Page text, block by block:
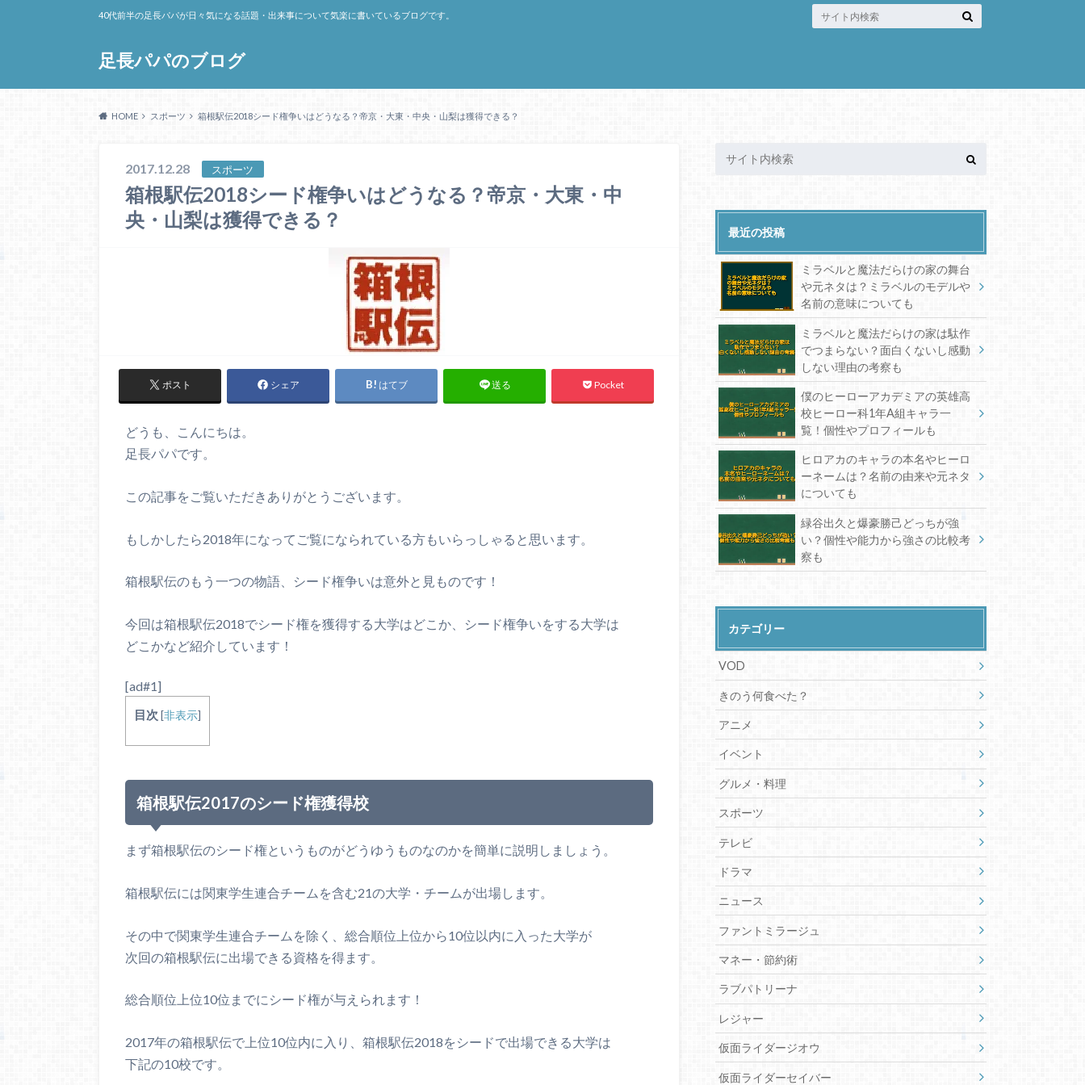
足長パパのブログ
40代前半の足長パパが日々気になる話題・出来事について気楽に書いているブログです。
HOME スポーツ 箱根駅伝2018シード権争いはどうなる？帝京・大東・中央・山梨は獲得できる？
2017.12.28 スポーツ
箱根駅伝2018シード権争いはどうなる？帝京・大東・中
央・山梨は獲得できる？
ポスト シェア はてブ 送る Pocket
どうも、こんにちは。
足長パパです。
この記事をご覧いただきありがとうございます。
もしかしたら2018年になってご覧になられている方もいらっしゃると思います。
箱根駅伝のもう一つの物語、シード権争いは意外と見ものです！
今回は箱根駅伝2018でシード権を獲得する大学はどこか、シード権争いをする大学は
どこかなど紹介しています！
[ad#1]
目次 [非表示]
箱根駅伝2017のシード権獲得校
まず箱根駅伝のシード権というものがどうゆうものなのかを簡単に説明しましょう。
箱根駅伝には関東学生連合チームを含む21の大学・チームが出場します。
その中で関東学生連合チームを除く、総合順位上位から10位以内に入った大学が
次回の箱根駅伝に出場できる資格を得ます。
総合順位上位10位までにシード権が与えられます！
2017年の箱根駅伝で上位10位内に入り、箱根駅伝2018をシードで出場できる大学は
下記の10校です。
最近の投稿
ミラベルと魔法だらけの家の舞台
や元ネタは？ミラベルのモデルや
名前の意味についても
ミラベルと魔法だらけの家は駄作
でつまらない？面白くないし感動
しない理由の考察も
僕のヒーローアカデミアの英雄高
校ヒーロー科1年A組キャラ一
覧！個性やプロフィールも
ヒロアカのキャラの本名やヒーロ
ーネームは？名前の由来や元ネタ
についても
緑谷出久と爆豪勝己どっちが強
い？個性や能力から強さの比較考
察も
カテゴリー
VOD
きのう何食べた？
アニメ
イベント
グルメ・料理
スポーツ
テレビ
ドラマ
ニュース
ファントミラージュ
マネー・節約術
ラブパトリーナ
レジャー
仮面ライダージオウ
仮面ライダーセイバー